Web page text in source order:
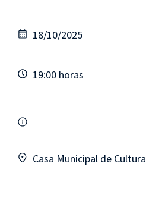
18/10/2025
19:00 horas
Casa Municipal de Cultura